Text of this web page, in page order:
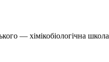
— хімікобіологічна школа